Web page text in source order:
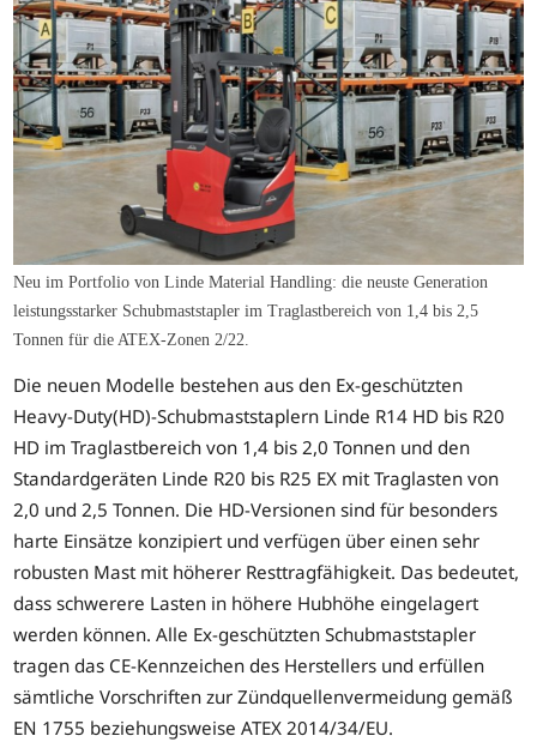
Neu im Portfolio von Linde Material Handling: die neuste Generation
leistungsstarker Schubmaststapler im Traglastbereich von 1,4 bis 2,5
Tonnen für die ATEX-Zonen 2/22.
Die neuen Modelle bestehen aus den Ex-geschützten
Heavy-Duty(HD)-Schubmaststaplern Linde R14 HD bis R20
HD im Traglastbereich von 1,4 bis 2,0 Tonnen und den
Standardgeräten Linde R20 bis R25 EX mit Traglasten von
2,0 und 2,5 Tonnen. Die HD-Versionen sind für besonders
harte Einsätze konzipiert und verfügen über einen sehr
robusten Mast mit höherer Resttragfähigkeit. Das bedeutet,
dass schwerere Lasten in höhere Hubhöhe eingelagert
werden können. Alle Ex-geschützten Schubmaststapler
tragen das CE-Kennzeichen des Herstellers und erfüllen
sämtliche Vorschriften zur Zündquellenvermeidung gemäß
EN 1755 beziehungsweise ATEX 2014/34/EU.